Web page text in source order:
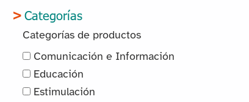
Categorías
Categorías de productos
Comunicación e Información
Educación
Estimulación